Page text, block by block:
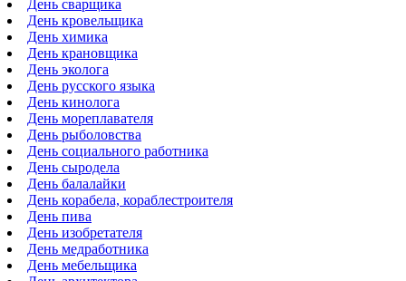
День сварщика
День кровельщика
День химика
День крановщика
День эколога
День русского языка
День кинолога
День мореплавателя
День рыболовства
День социального работника
День сыродела
День балалайки
День корабела, кораблестроителя
День пива
День изобретателя
День медработника
День мебельщика